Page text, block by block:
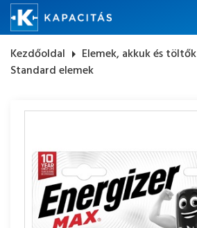
Kezdőoldal arrow_right Elemek, akkuk és töltők
Standard elemek